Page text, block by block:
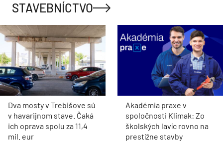
STAVEBNÍCTVO
Dva mosty v Trebišove sú
v havarijnom stave. Čaká
ich oprava spolu za 11,4
mil. eur
Akadémia praxe v
spoločnosti Klimak: Zo
školských lavíc rovno na
prestížne stavby